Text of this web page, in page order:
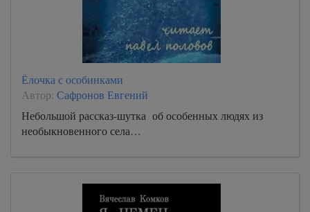
Ёлочка с особинками
Автор: Сафронов Евгений
Небольшой рассказ-шутка об особенных людях из
необыкновенного села…